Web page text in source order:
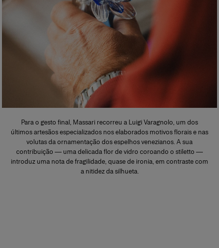
Para o gesto final, Massari recorreu a Luigi Varagnolo, um dos
últimos artesãos especializados nos elaborados motivos florais e nas
volutas da ornamentação dos espelhos venezianos. A sua
contribuição — uma delicada flor de vidro coroando o stiletto —
introduz uma nota de fragilidade, quase de ironia, em contraste com
a nitidez da silhueta.